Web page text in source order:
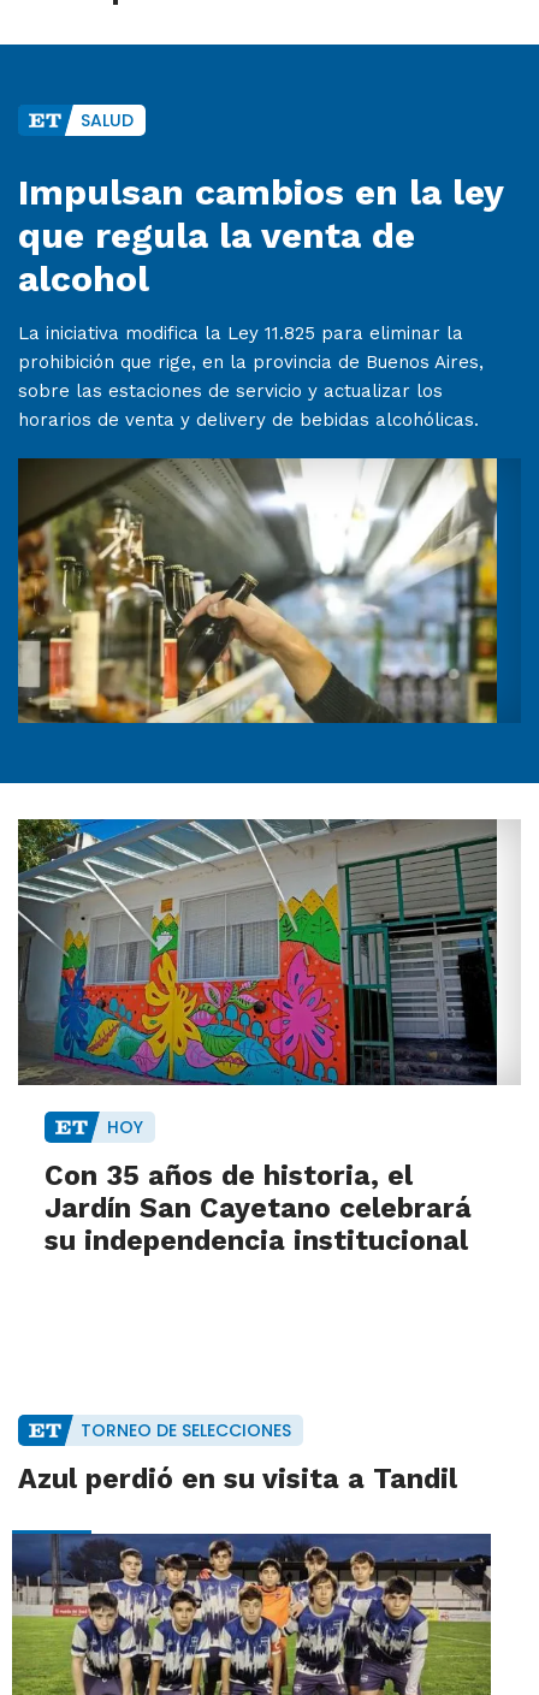
SALUD
Impulsan cambios en la ley
que regula la venta de
alcohol
La iniciativa modifica la Ley 11.825 para eliminar la
prohibición que rige, en la provincia de Buenos Aires,
sobre las estaciones de servicio y actualizar los
horarios de venta y delivery de bebidas alcohólicas.
HOY
Con 35 años de historia, el
Jardín San Cayetano celebrará
su independencia institucional
TORNEO DE SELECCIONES
Azul perdió en su visita a Tandil